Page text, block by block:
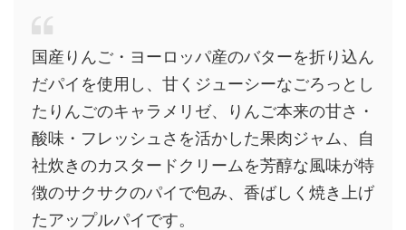
国産りんご・ヨーロッパ産のバターを折り込ん
だパイを使用し、甘くジューシーなごろっとし
たりんごのキャラメリゼ、りんご本来の甘さ・
酸味・フレッシュさを活かした果肉ジャム、自
社炊きのカスタードクリームを芳醇な風味が特
徴のサクサクのパイで包み、香ばしく焼き上げ
たアップルパイです。